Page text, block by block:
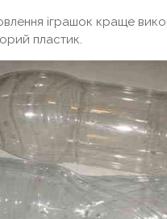
іграшок краще
пластик.